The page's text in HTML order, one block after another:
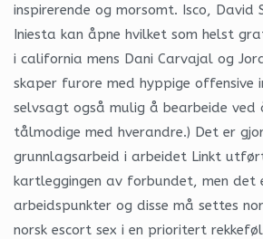
inspirerende og morsomt. Isco, David
Iniesta kan åpne hvilket som helst
i california mens Dani Carvajal og
skaper furore med hyppige offensive
selvsagt også mulig å bearbeide
tålmodige med hverandre.) Det er
grunnlagsarbeid i arbeidet Linkt
kartleggingen av forbundet, men det
arbeidspunkter og disse må settes
norsk escort sex i en prioritert